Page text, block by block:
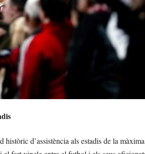
d’assistència als estadis de la